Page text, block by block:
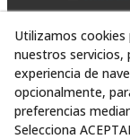
Utilizamos
nuestros
experiencia de
opcionalmente,
preferencias
Selecciona